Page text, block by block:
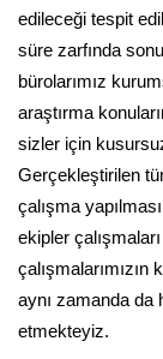
edileceği tespit
süre zarfında
bürolarımız
araştırma
sizler için
Gerçekleştirilen
çalışma
ekipler
aynı zamanda da
etmekteyiz.